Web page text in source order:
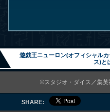
遊戯王ニューロン(オフィシャル
ス)と
©スタジオ・ダイス／集英
SHARE: